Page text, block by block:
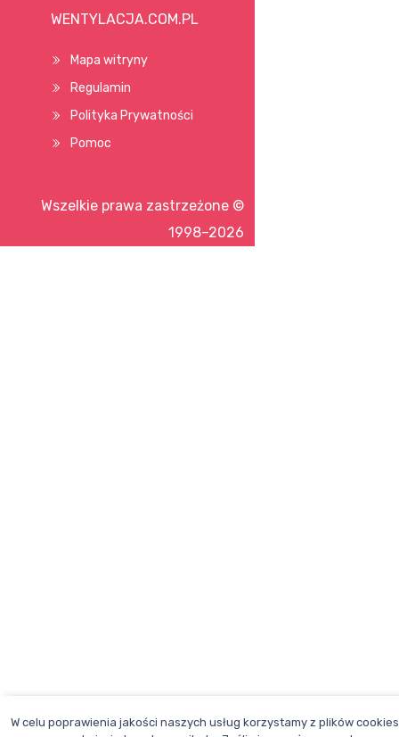
WENTYLACJA.COM.PL
Mapa witryny
Regulamin
Polityka Prywatności
Pomoc
Wszelkie prawa zastrzeżone ©
1998–2026
W celu poprawienia jakości naszych usług korzystamy z plików